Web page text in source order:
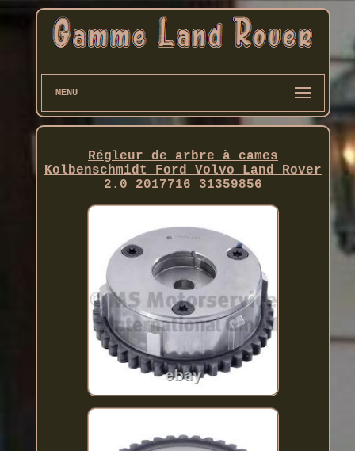
MENU
Régleur de arbre à cames
Kolbenschmidt Ford Volvo Land Rover
2.0 2017716 31359856